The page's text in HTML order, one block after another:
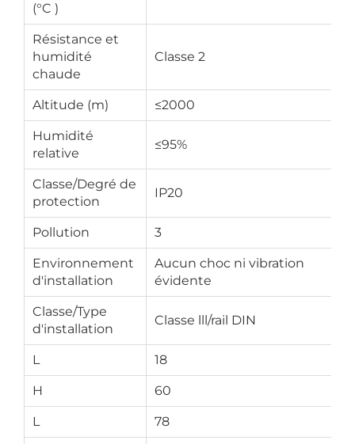
(°C )
Résistance et
humidité
chaude
Classe 2
Altitude (m) ≤2000
Humidité
relative
≤95%
Classe/Degré de
protection
IP20
Pollution 3
Environnement
d'installation
Aucun choc ni vibration
évidente
Classe/Type
d'installation
Classe lll/rail DIN
L 18
H 60
L 78